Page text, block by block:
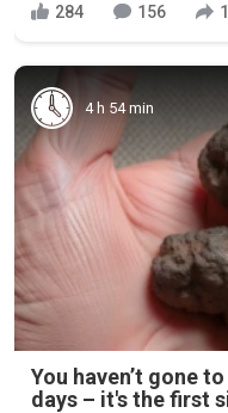
284 156
4 h 54 min
You haven’t gone
days – it's the first